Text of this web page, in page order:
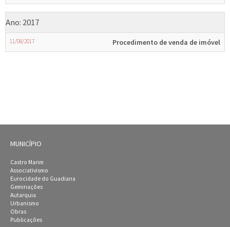
Ano: 2017
11/08/2017 Procedimento de venda de imóvel
MUNICÍPIO
Castro Marim
Associativismo
Eurocidade do Guadiana
Geminações
Autarquia
Urbanismo
Obras
Publicações